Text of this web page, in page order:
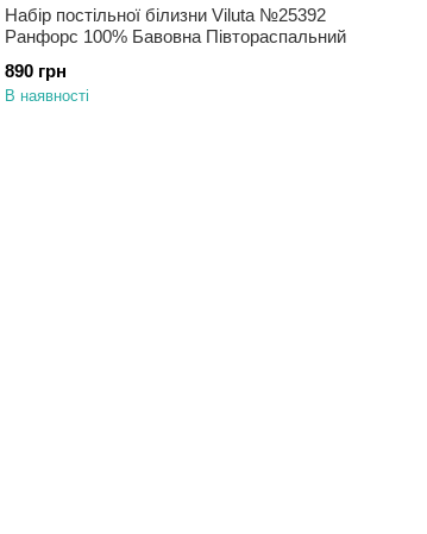
Набір постільної білизни Viluta №25392
Ранфорс 100% Бавовна Півтораспальний
890 грн
В наявності